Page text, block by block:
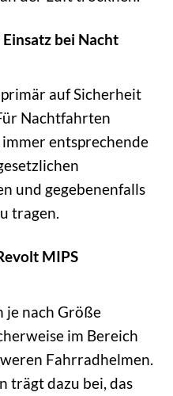
bei Nacht
auf Sicherheit
Nachtfahrten
entsprechende
und gegebenenfalls
tragen.
MIPS
je nach Größe
im Bereich
Fahrradhelmen.
trägt dazu bei, das